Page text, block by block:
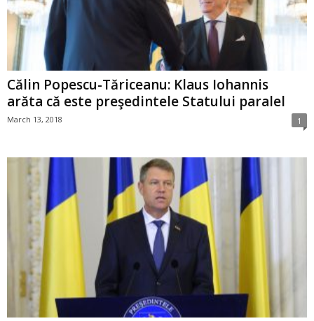
Călin Popescu-Tăriceanu: Klaus Iohannis
arăta că este preşedintele Statului paralel
March 13, 2018 1